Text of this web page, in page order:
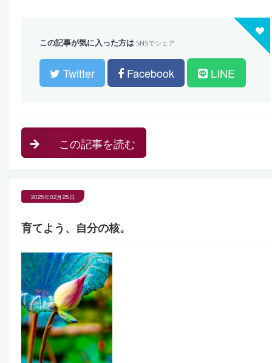
この記事が気に入った方は SNSでシェア
Twitter Facebook LINE
この記事を読む
2025年02月25日
育てよう、自分の核。